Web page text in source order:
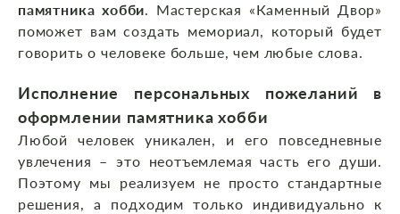
памятника хобби. Мастерская «Каменный Двор»
поможет вам создать мемориал, который будет
говорить о человеке больше, чем любые слова.
Исполнение персональных пожеланий в
оформлении памятника хобби
Любой человек уникален, и его повседневные
увлечения – это неотъемлемая часть его души.
Поэтому мы реализуем не просто стандартные
решения, а подходим только индивидуально к